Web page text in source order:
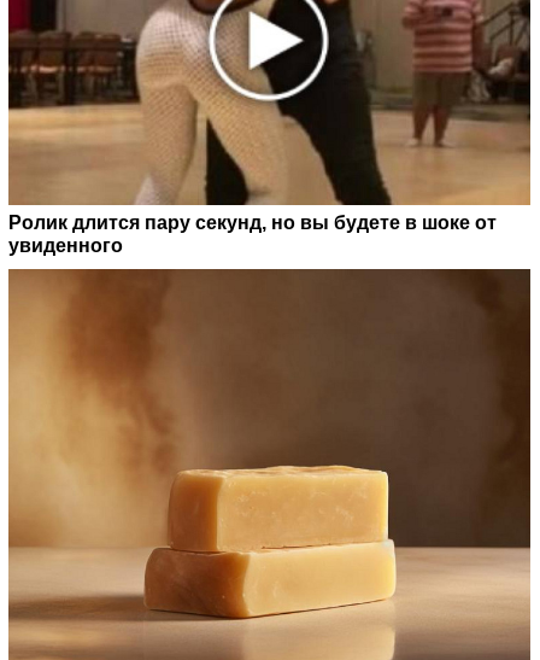
Ролик длится пару секунд, но вы будете в шоке от
увиденного